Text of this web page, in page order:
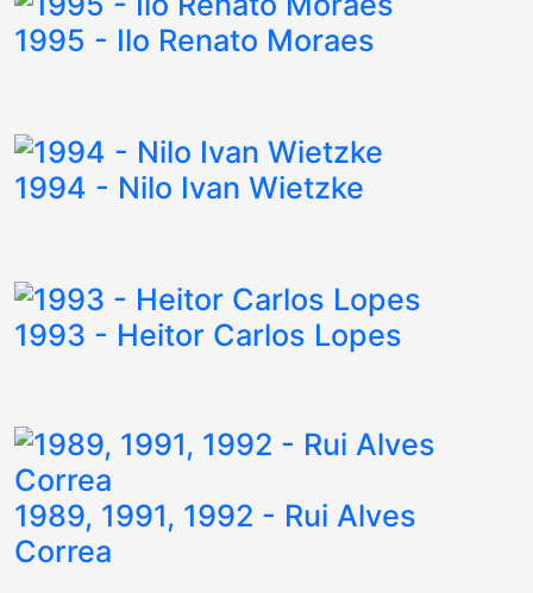
1995 - Ilo Renato Moraes
1994 - Nilo Ivan Wietzke
1993 - Heitor Carlos Lopes
1989, 1991, 1992 - Rui Alves
Correa